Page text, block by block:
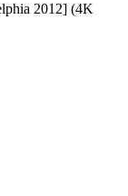
2012] (4K